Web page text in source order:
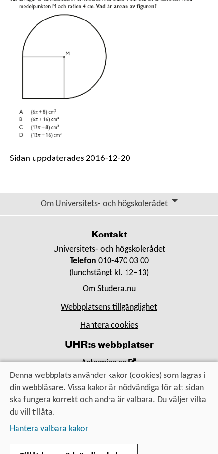
Sidan uppdaterades 2016-12-20
Om Universitets- och högskolerådet
Kontakt
Universitets- och högskolerådet
Telefon 010-470 03 00
(lunchstängt kl. 12–13)
Om Studera.nu
Webbplatsens tillgänglighet
Hantera cookies
UHR:s webbplatser
Antagning.se
,
Öppna
i
nytt
Universityadmissions.se
,
Öppna
i
Uhr.se
,
fönster
Utbildning, utbyte, utveckling
Denna webbplats använder kakor (cookies) som lagras i
din webbläsare. Vissa kakor är nödvändiga för att sidan
ska fungera korrekt och andra är valbara. Du väljer vilka
du vill tillåta.
Hantera valbara kakor